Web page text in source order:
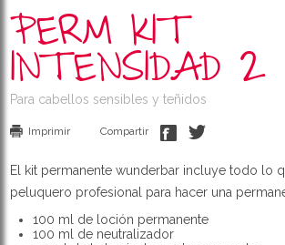
PERM KIT
INTENSIDAD 2
Para cabellos sensibles y teñidos
Imprimir Compartir
El kit permanente wunderbar incluye todo lo
peluquero profesional para hacer una
100 ml de loción permanente
100 ml de neutralizador